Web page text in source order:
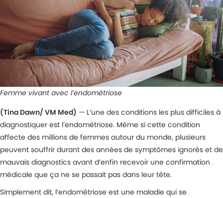
Femme vivant avec l’endométriose
(Tina Dawn/ VM Med) — L’une des conditions les plus difficiles à
diagnostiquer est l’endométriose. Même si cette condition
affecte des millions de femmes autour du monde, plusieurs
peuvent souffrir durant des années de symptômes ignorés et de
mauvais diagnostics avant d’enfin recevoir une confirmation
médicale que ça ne se passait pas dans leur tête.
Simplement dit, l’endométriose est une maladie qui se